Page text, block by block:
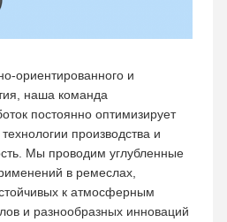
ориентированного и
наша команда
постоянно оптимизирует
производства и
Мы проводим углубленные
в ремеслах,
к атмосферным
и разнообразных инноваций